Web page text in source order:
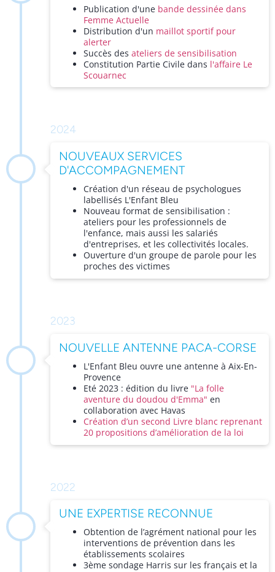
Publication d'unebande dessinée dans
Femme Actuelle
Distribution d'un maillot sportif pour
alerter
Succès des ateliers de sensibilisation
Constitution Partie Civile dans l'affaire Le
Scouarnec
2024
NOUVEAUX SERVICES
D'ACCOMPAGNEMENT
Création d'un réseau de psychologues
labellisés L'Enfant Bleu
Nouveau format de sensibilisation :
ateliers pour les professionnels de
l'enfance, mais aussi les salariés
d'entreprises, et les collectivités locales.
Ouverture d'un groupe de parole pour les
proches des victimes
2023
NOUVELLE ANTENNE PACA-CORSE
L'Enfant Bleu ouvre une antenne à Aix-En-
Provence
Eté 2023 : édition du livre"La folle
aventure du doudou d'Emma" en
collaboration avec Havas
Création d’un second Livre blanc reprenant
20 propositions d’amélioration de la loi
2022
UNE EXPERTISE RECONNUE
Obtention de l’agrément national pour les
interventions de prévention dans les
établissements scolaires
3ème sondage Harris sur les français et la